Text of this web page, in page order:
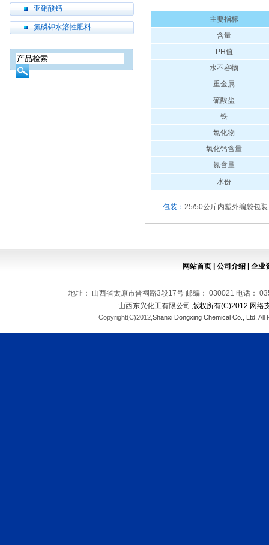
亚硝酸钙
氮磷钾水溶性肥料
主要指标
含量
PH值
水不容物
重金属
硫酸盐
铁
氯化物
氧化钙含量
氮含量
水份
包装： 25/50公斤内塑外编袋包
网站首页 公司介绍 企业
地址： 山西省太原市晋祠路3段17号 邮编： 030021 电话：
山西东兴化工有限公司 版权所有(C)2012 网络
Copyright(C)2012, Shanxi Dongxing Chemical Co., Ltd. All